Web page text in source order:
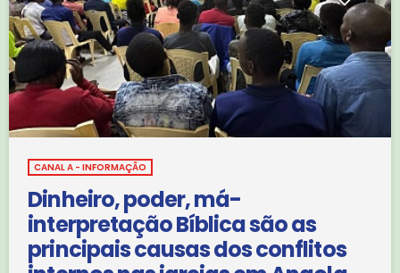
CANAL A - INFORMAÇÃO
Dinheiro, poder, má-
interpretação Bíblica são as
principais causas dos conflitos